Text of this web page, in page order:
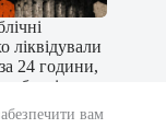
вам
ліквідували
24 години,
боргів у
доларів